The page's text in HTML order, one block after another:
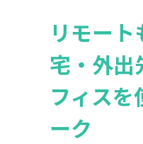
リモート
宅・外出
フィスを
ーク